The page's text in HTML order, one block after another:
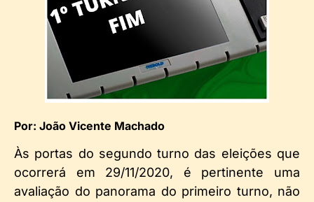
Por: João Vicente Machado
Às portas do segundo turno das eleições que
ocorrerá em 29/11/2020, é pertinente uma
avaliação do panorama do primeiro turno, não